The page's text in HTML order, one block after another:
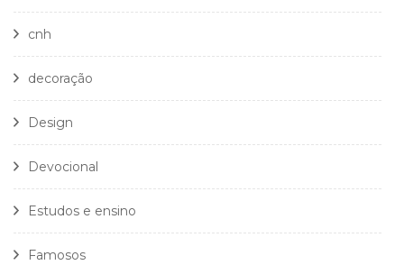
cnh
decoração
Design
Devocional
Estudos e ensino
Famosos